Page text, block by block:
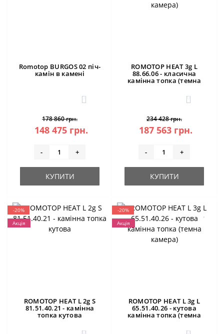
Romotop BURGOS 02 піч-
камін в камені
3
178 860 грн.
148 475 грн.
- +
КУПИТИ
ROMOTOP HEAT 3g L
88.66.06 - класична
камінна топка (темна
0
234 428 грн.
187 563 грн.
- +
КУПИТИ
-20%
Акція
ROMOTOP HEAT L 2g S
81.51.40.21 - камінна
топка кутова
0
-20%
Акція
ROMOTOP HEAT L 3g L
65.51.40.26 - кутова
камінна топка (темна
0